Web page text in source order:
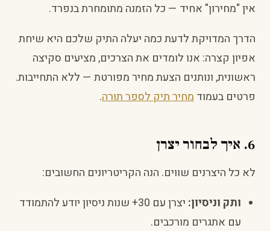
אין "מחירון" אחיד — כל הזמנה מתומחרת בנפרד.
הדרך המדויקת לדעת כמה יעלה התיק שלכם היא שיחת
אפיון קצרה: אנו לומדים את הצרכים, מציעים סקיצה
ראשונית, ונותנים הצעת מחיר מפורטת — ללא התחייבות.
פרטים בעמודמחיר תיק לספר תורה.
6. איך לבחור יצרן
לא כל היצרנים שווים. הנה הקריטריונים החשובים:
ותק וניסיון:
יצרן עם 30+ שנות ניסיון יודע להתמודד
עם אתגרים מורכבים.